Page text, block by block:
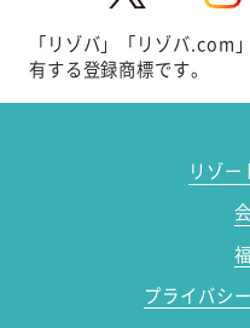
「リゾバ」「リゾバ.com
有する登録商標です。
リゾ
プライバシ